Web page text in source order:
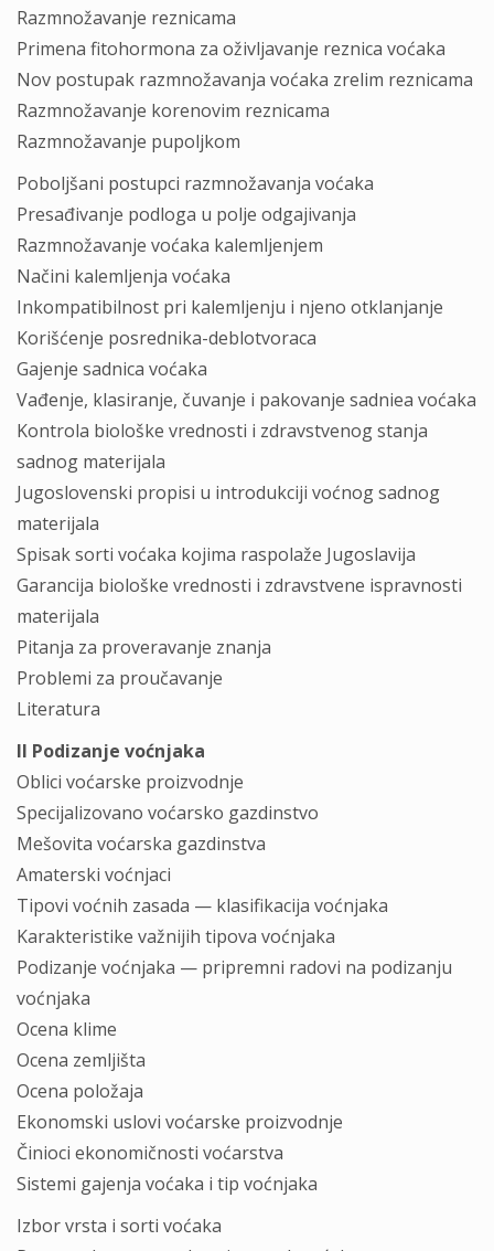
Razmnožavanje reznicama
Primena fitohormona za oživljavanje reznica voćaka
Nov postupak razmnožavanja voćaka zrelim reznicama
Razmnožavanje korenovim reznicama
Razmnožavanje pupoljkom
Poboljšani postupci razmnožavanja voćaka
Presađivanje podloga u polje odgajivanja
Razmnožavanje voćaka kalemljenjem
Načini kalemljenja voćaka
Inkompatibilnost pri kalemljenju i njeno otklanjanje
Korišćenje posrednika-deblotvoraca
Gajenje sadnica voćaka
Vađenje, klasiranje, čuvanje i pakovanje sadniea voćaka
Kontrola biološke vrednosti i zdravstvenog stanja
sadnog materijala
Jugoslovenski propisi u introdukciji voćnog sadnog
materijala
Spisak sorti voćaka kojima raspolaže Jugoslavija
Garancija biološke vrednosti i zdravstvene ispravnosti
materijala
Pitanja za proveravanje znanja
Problemi za proučavanje
Literatura
II Podizanje voćnjaka
Oblici voćarske proizvodnje
Specijalizovano voćarsko gazdinstvo
Mešovita voćarska gazdinstva
Amaterski voćnjaci
Tipovi voćnih zasada — klasifikacija voćnjaka
Karakteristike važnijih tipova voćnjaka
Podizanje voćnjaka — pripremni radovi na podizanju
voćnjaka
Ocena klime
Ocena zemljišta
Ocena položaja
Ekonomski uslovi voćarske proizvodnje
Činioci ekonomičnosti voćarstva
Sistemi gajenja voćaka i tip voćnjaka
Izbor vrsta i sorti voćaka